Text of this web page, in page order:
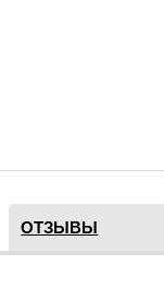
ОТЗЫВЫ